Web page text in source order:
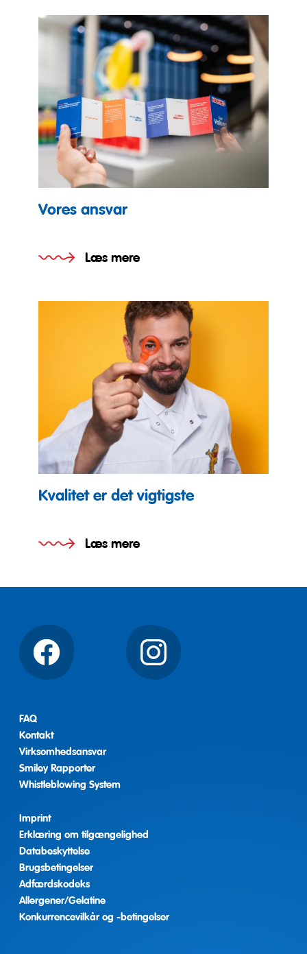
Vores ansvar
Læs mere
Kvalitet er det vigtigste
Læs mere
Facebook Instagram
FAQ
Kontakt
Virksomhedsansvar
Smiley Rapporter
Whistleblowing System
Imprint
Erklæring om tilgængelighed
Databeskyttelse
Brugsbetingelser
Adfærdskodeks
Allergener/Gelatine
Konkurrencevilkår og -betingelser